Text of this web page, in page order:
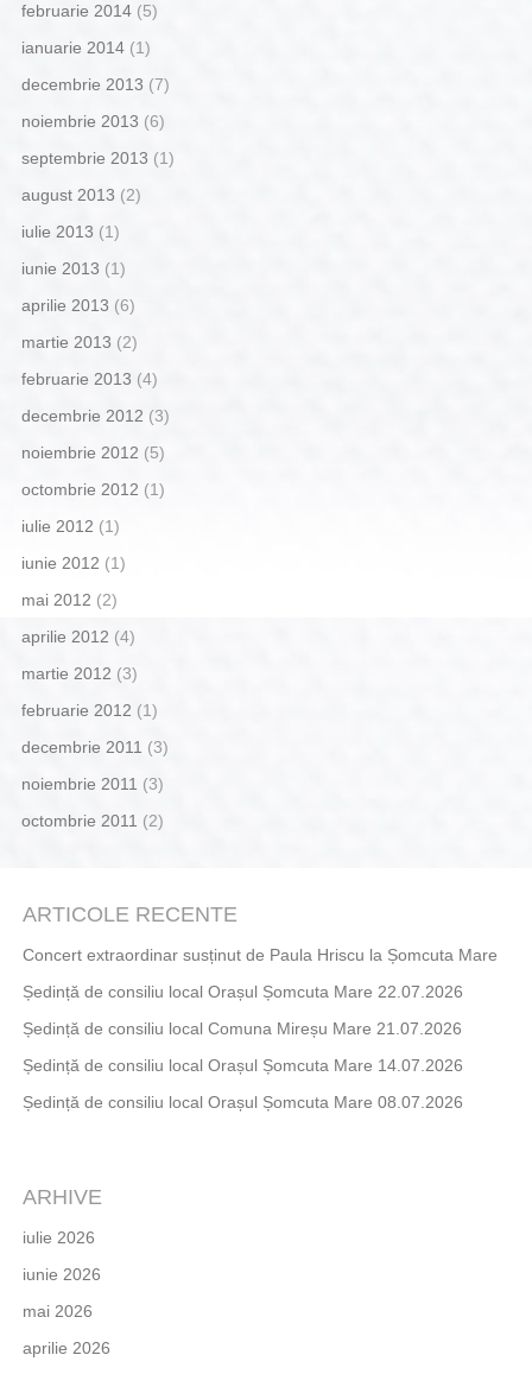
februarie 2014(5)
ianuarie 2014(1)
decembrie 2013 (7)
noiembrie 2013 (6)
septembrie 2013 (1)
august 2013 (2)
iulie 2013 (1)
iunie 2013 (1)
aprilie 2013 (6)
martie 2013 (2)
februarie 2013 (4)
decembrie 2012 (3)
noiembrie 2012 (5)
octombrie 2012 (1)
iulie 2012 (1)
iunie 2012 (1)
mai 2012 (2)
aprilie 2012 (4)
martie 2012 (3)
februarie 2012 (1)
decembrie 2011 (3)
noiembrie 2011 (3)
octombrie 2011 (2)
ARTICOLE RECENTE
Concert extraordinar susținut de Paula Hriscu la Șomcuta Mare
Ședință de consiliu local Orașul Șomcuta Mare 22.07.2026
Ședință de consiliu local Comuna Mireșu Mare 21.07.2026
Ședință de consiliu local Orașul Șomcuta Mare 14.07.2026
Ședință de consiliu local Orașul Șomcuta Mare 08.07.2026
ARHIVE
iulie 2026
iunie 2026
mai 2026
aprilie 2026